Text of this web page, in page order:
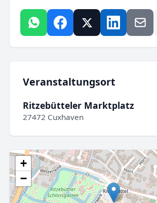
Veranstaltungsort
Ritzebütteler Marktplatz
27472 Cuxhaven
+
−